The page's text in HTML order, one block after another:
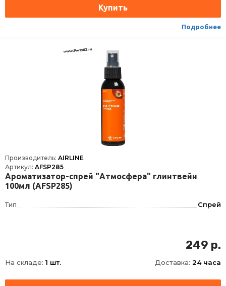
Подробнее
Производитель: AIRLINE
Артикул: AFSP285
Ароматизатор-спрей "Атмосфера" глинтвейн
100мл (AFSP285)
Тип Спрей
249 р.
На складе: 1 шт. Доставка: 24 часа